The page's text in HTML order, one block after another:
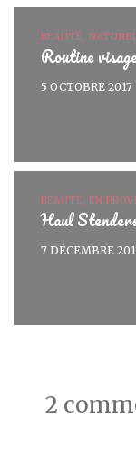
BEAUTÉ,
Routine
5 OCTOBRE 2017
BEAUTÉ, EN
Haul Stenders
7 DÉCEMBRE
2